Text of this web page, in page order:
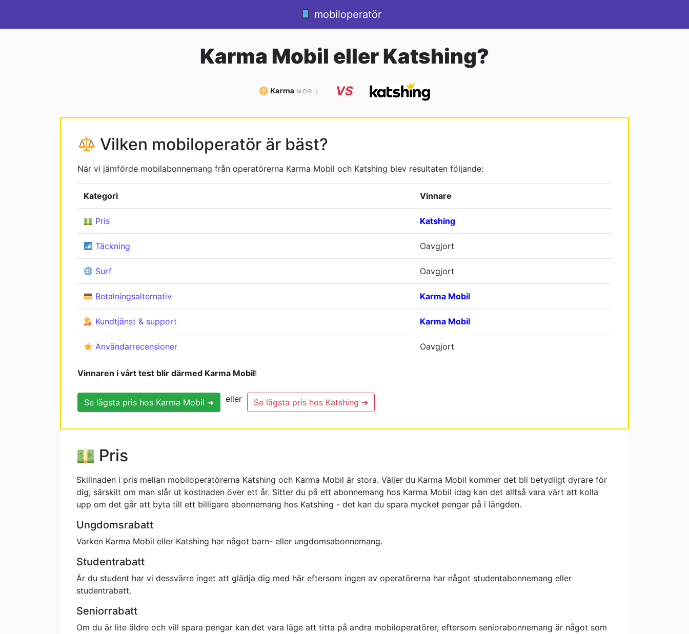
mobiloperatör
Karma Mobil eller Katshing?
VS
Vilken mobiloperatör är bäst?
När vi jämförde mobilabonnemang från operatörerna Karma Mobil och Katshing blev resultaten följande:
Kategori Vinnare
Pris Katshing
Täckning Oavgjort
Surf Oavgjort
Betalningsalternativ Karma Mobil
Kundtjänst & support Karma Mobil
Användarrecensioner Oavgjort
Vinnaren i vårt test blir därmed Karma Mobil!
Se lägsta pris hos Karma Mobil ➜ eller Se lägsta pris hos Katshing ➜
Pris
Skillnaden i pris mellan mobiloperatörerna Katshing och Karma Mobil är stora. Väljer du Karma Mobil kommer det bli betydligt dyrare för
dig, särskilt om man slår ut kostnaden över ett år. Sitter du på ett abonnemang hos Karma Mobil idag kan det alltså vara värt att kolla
upp om det går att byta till ett billigare abonnemang hos Katshing - det kan du spara mycket pengar på i längden.
Ungdomsrabatt
Varken Karma Mobil eller Katshing har något barn- eller ungdomsabonnemang.
Studentrabatt
Är du student har vi dessvärre inget att glädja dig med här eftersom ingen av operatörerna har något studentabonnemang eller
studentrabatt.
Seniorrabatt
Om du är lite äldre och vill spara pengar kan det vara läge att titta på andra mobiloperatörer, eftersom seniorabonnemang är något som